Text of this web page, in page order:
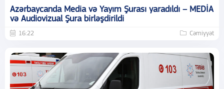
Azərbaycanda Media və Yayım Şurası yaradıldı – MEDİA
və Audiovizual Şura birləşdirildi
16:22 Cəmiyyət